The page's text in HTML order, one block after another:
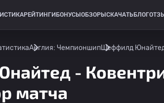
РЕЙТИНГИ БОНУСЫ ОБЗОРЫ СКАЧАТЬ БЛОГ
Англия: ЧемпионшипШеффилд Юнайтед
- Ковентри
матча